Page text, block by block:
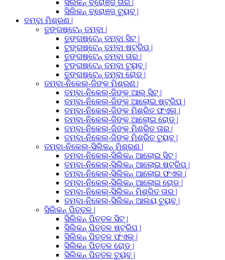
ସିଲିକନ୍ ବ୍ରୋଞ୍ଜ୍ ତାର |
ସିଲିକନ୍ ବ୍ରୋଞ୍ଜ୍ ଟ୍ୟୁବ୍ |
ତମ୍ବା ମିଶ୍ରଣ |
ତୁଙ୍ଗଷ୍ଟେନ୍ ତମ୍ବା |
ତୁଙ୍ଗଷ୍ଟେନ୍ ତମ୍ବା ସିଟ୍ |
ଟୁଙ୍ଗଷ୍ଟେନ୍ ତମ୍ବା ଷ୍ଟ୍ରିପ୍ |
ତୁଙ୍ଗଷ୍ଟେନ୍ ତମ୍ବା ତାର |
ଟୁଙ୍ଗଷ୍ଟେନ୍ ତମ୍ବା ଟ୍ୟୁବ୍ |
ତୁଙ୍ଗଷ୍ଟେନ୍ ତମ୍ବା ରୋଡ୍ |
ତମ୍ବା-ନିକେଲ୍-ଜିଙ୍କ୍ ମିଶ୍ରଣ |
ତମ୍ବା-ନିକେଲ୍-ଜିଙ୍କ୍ ଆଲ୍ ସିଟ୍ |
ତମ୍ବା-ନିକେଲ୍-ଜିଙ୍କ୍ ଆଲୋଇ ଷ୍ଟ୍ରିପ୍ |
ତମ୍ବା-ନିକେଲ୍-ଜିଙ୍କ୍ ମିଶ୍ରିତ ଫଏଲ୍ |
ତମ୍ବା-ନିକେଲ୍-ଜିଙ୍କ୍ ଆଲୋଇ ରୋଡ୍ |
ତମ୍ବା-ନିକେଲ୍-ଜିଙ୍କ୍ ମିଶ୍ରିତ ତାର |
ତମ୍ବା-ନିକେଲ୍-ଜିଙ୍କ୍ ମିଶ୍ରିତ ଟ୍ୟୁବ୍ |
ତମ୍ବା-ନିକେଲ୍-ସିଲିକନ୍ ମିଶ୍ରଣ |
ତମ୍ବା-ନିକେଲ୍-ସିଲିକନ୍ ଆଲୋଇ ସିଟ୍ |
ତମ୍ବା-ନିକେଲ୍-ସିଲିକନ୍ ଆଲୋଇ ଷ୍ଟ୍ରିପ୍ |
ତମ୍ବା-ନିକେଲ୍-ସିଲିକନ୍ ଆଲୋଇ ଫଏଲ୍ |
ତମ୍ବା-ନିକେଲ୍-ସିଲିକନ୍ ଆଲୋଇ ରୋଡ୍ |
ତମ୍ବା-ନିକେଲ୍-ସିଲିକନ୍ ମିଶ୍ରିତ ତାର |
ତମ୍ବା-ନିକେଲ୍-ସିଲିକନ୍ ଆଲୟ ଟ୍ୟୁବ୍ |
ସିଲିକନ୍ ପିତ୍ତଳ |
ସିଲିକନ୍ ପିତ୍ତଳ ସିଟ୍ |
ସିଲିକନ୍ ପିତ୍ତଳ ଷ୍ଟ୍ରିପ୍ |
ସିଲିକନ୍ ପିତ୍ତଳ ଫଏଲ୍ |
ସିଲିକନ୍ ପିତ୍ତଳ ରୋଡ୍ |
ସିଲିକନ୍ ପିତ୍ତଳ ଟ୍ୟୁବ୍ |